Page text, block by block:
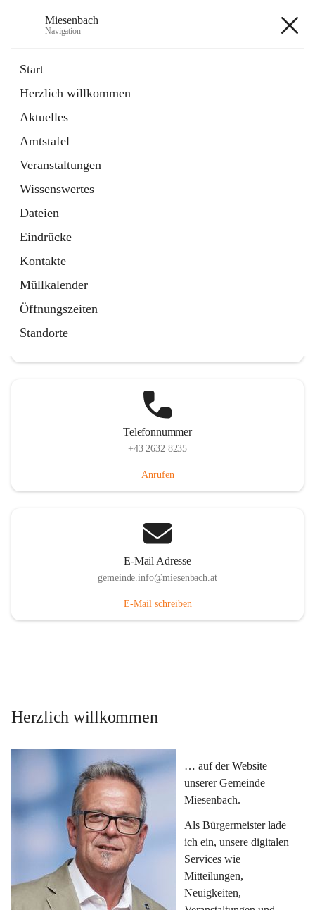
Miesenbach
Navigation
Start
Herzlich willkommen
Aktuelles
Amtstafel
Veranstaltungen
Wissenswertes
Dateien
Eindrücke
Kontakte
Müllkalender
Öffnungszeiten
Standorte
Externe Webseite
in
Tab
Region Schneebergland
Externe Webseite
öffnet
in
neuem
Tab
Telefonnummer
+43 2632 8235
Anrufen
E-Mail Adresse
gemeinde.info@miesenbach.at
E-Mail schreiben
Herzlich willkommen
… auf der Website
unserer Gemeinde
Miesenbach.
Als Bürgermeister lade
ich ein, unsere digitalen
Services wie
Mitteilungen,
Neuigkeiten,